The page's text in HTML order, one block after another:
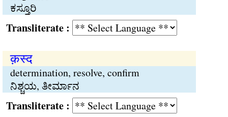
ಕಸ್ತೂರಿ
:
क़स्द
determination, resolve, confirm
ನಿಶ್ಚಯ, ತೀರ್ಮಾನ
: